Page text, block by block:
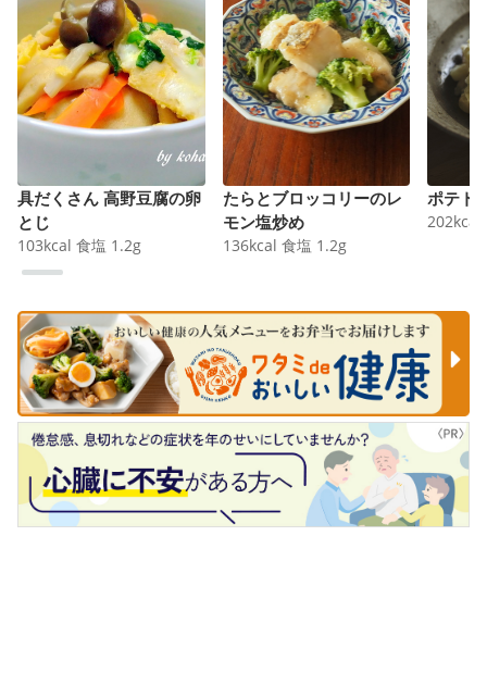
具だくさん 高野豆腐の卵
とじ
103kcal 食塩 1.2g
たらとブロッコリーのレ
モン塩炒め
136kcal 食塩 1.2g
ポテト
202kcal